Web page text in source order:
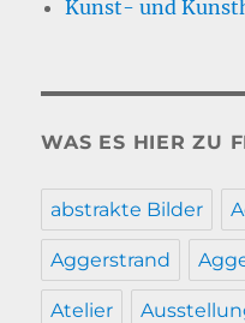
Kunst- und
WAS ES HIER ZU
abstrakte Bilder
Aggerstrand
Atelier